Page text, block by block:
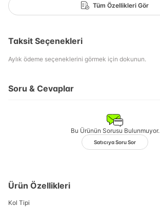
Tüm Özellikleri Gör
Taksit Seçenekleri
Aylık ödeme seçeneklerini görmek için dokunun.
Soru & Cevaplar
Bu Ürünün Sorusu Bulunmuyor.
Satıcıya Soru Sor
Ürün Özellikleri
Kol Tipi